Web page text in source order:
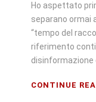
Ho aspettato
separano ormai
“tempo del
riferimento
disinformazione
CONTINUE